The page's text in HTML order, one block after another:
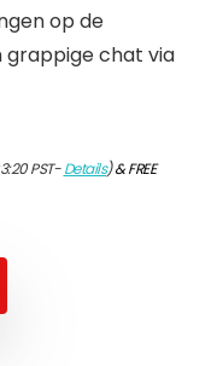
op de
chat via
PST-Details)&FREE